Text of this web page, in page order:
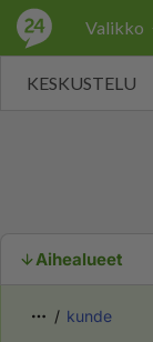
Valikko
KESKUSTELU
Aihealueet
kunde